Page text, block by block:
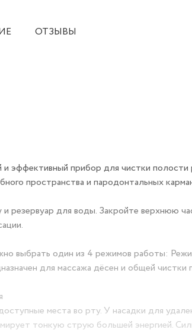
ОТЗЫВЫ
прибор для чистки полости
пространства и пародонтальных
резервуар для воды. Закройте верхнюю
выбрать один из 4 режимов работы:
для массажа дёсен и общей
места во рту. У насадки для
тонкую струю большей энергией.